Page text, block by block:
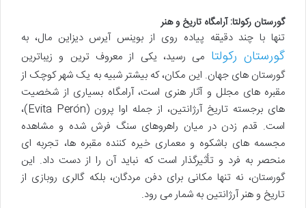
گورستان رکولتا: آرامگاه تاریخ و هنر
تنها با چند دقیقه پیاده روی از بوینس آیرس دیزاین مال، به
گورستان رکولتا می رسید، یکی از معروف ترین و زیباترین
گورستان های جهان. این مکان، که بیشتر شبیه به یک شهر کوچک از
مقبره های مجلل و آثار هنری است، آرامگاه بسیاری از شخصیت
های برجسته تاریخ آرژانتین، از جمله اوا پرون (Evita Perón)،
است. قدم زدن در میان راهروهای سنگ فرش شده و مشاهده
مجسمه های باشکوه و معماری خیره کننده مقبره ها، تجربه ای
منحصر به فرد و تأثیرگذار است که نباید آن را از دست داد. این
گورستان، نه تنها مکانی برای دفن مردگان، بلکه گالری روبازی از
تاریخ و هنر آرژانتین به شمار می رود.